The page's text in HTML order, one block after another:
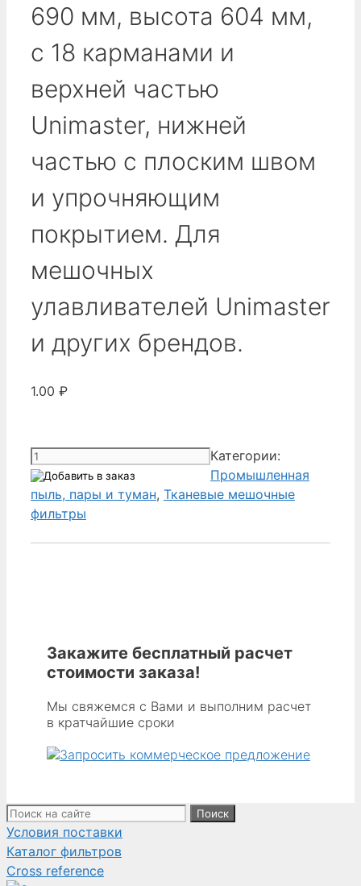
690 мм, высота 604 мм,
с 18 карманами и
верхней частью
Unimaster, нижней
частью с плоским швом
и упрочняющим
покрытием. Для
мешочных
улавливателей Unimaster
и других брендов.
1.00 ₽
Количество
товара
Donaldson
1A21392043
антистатического
материала
Life,
длина
595 мм,
ширина
высота
604 мм,
с
18 карманами
и
Категории:
Промышленная
пыль, пары и туман, Тканевые мешочные
фильтры
Закажите бесплатный расчет
стоимости заказа!
Мы свяжемся с Вами и выполним расчет
в кратчайшие сроки
Поиск:
Условия поставки
Каталог фильтров
Cross reference